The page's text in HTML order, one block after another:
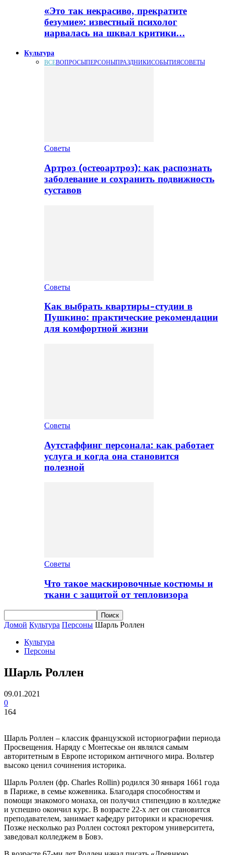
«Это так некрасиво, прекратите
безумие»: известный психолог
нарвалась на шквал критики…
Культура
ВСЕВОПРОСЫПЕРСОНЫПРАЗДНИКИСОБЫТИЯСОВЕТЫ
Советы
Артроз (остеоартроз): как распознать
заболевание и сохранить подвижность
суставов
Советы
Как выбрать квартиры-студии в
Пушкино: практические рекомендации
для комфортной жизни
Советы
Аутстаффинг персонала: как работает
услуга и когда она становится
полезной
Советы
Что такое маскировочные костюмы и
ткани с защитой от тепловизора
Домой Культура Персоны Шарль Роллен
Культура
Персоны
Шарль Роллен
09.01.2021
0
164
Шарль Роллен – классик французской историографии периода
Просвещения. Наряду с Монтескье он являлся самым
авторитетным в Европе историком античного мира. Вольтер
высоко ценил сочинения историка.
Шарль Роллен (фр. Charles Rollin) родился 30 января 1661 года
в Париже, в семье кожевника. Благодаря способностям и
помощи знакомого монаха, он получил стипендию в колледже
и успешно окончил курс. В возрасте 22-х лет он становится
преподавателем, занимает кафедру риторики и красноречия.
Позже несколько раз Роллен состоял ректором университета,
заведовал колледжем в Бовэ.